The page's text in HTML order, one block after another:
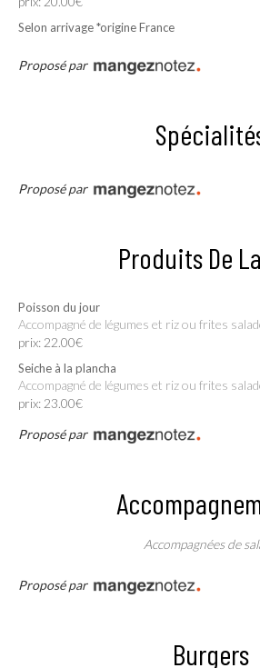
Selon arrivage *origine France
Proposé par
Proposé par
Produits De
Poisson du jour
Accompagné de légumes et riz ou frites
prix: 22.00€
Seiche à la plancha
Accompagné de légumes et riz ou frites
prix: 23.00€
Proposé par
Accompagnées de
Proposé par
Burgers